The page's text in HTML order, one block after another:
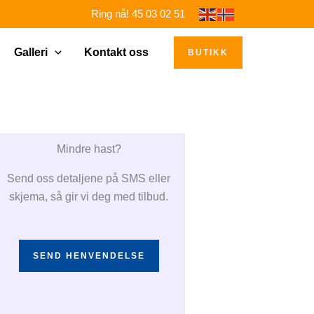
Ring nå! 45 03 02 51
Galleri Kontakt oss BUTIKK
Mindre hast?
Send oss detaljene på SMS eller
skjema, så gir vi deg med tilbud.
SEND HENVENDELSE